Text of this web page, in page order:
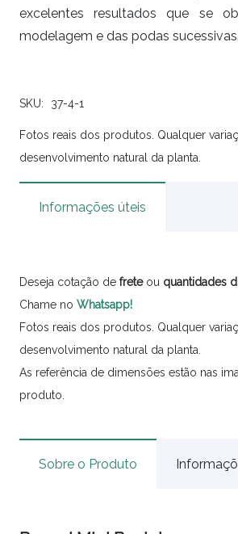
excelentes resultados que se
modelagem e das podas sucessivas.
SKU: 37-4-1
Fotos reais dos produtos. Qualquer
desenvolvimento natural da planta.
Informações úteis
Deseja cotação de freteou quantidades
Chame no Whatsapp!
Fotos reais dos produtos. Qualquer
desenvolvimento natural da planta.
As referência de dimensões estão nas
produto.
Sobre o Produto